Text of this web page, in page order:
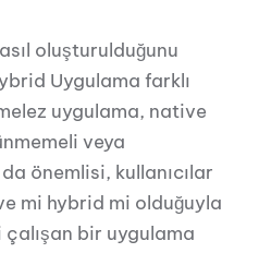
oluşturulduğunu
Uygulama farklı
uygulama, native
veya
önemlisi, kullanıcılar
mi hybrid mi olduğuyla
bir uygulama